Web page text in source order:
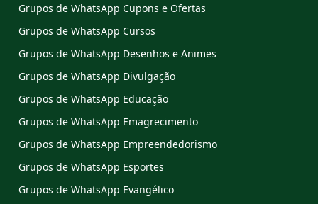
Grupos de WhatsApp Cupons e Ofertas
Grupos de WhatsApp Cursos
Grupos de WhatsApp Desenhos e Animes
Grupos de WhatsApp Divulgação
Grupos de WhatsApp Educação
Grupos de WhatsApp Emagrecimento
Grupos de WhatsApp Empreendedorismo
Grupos de WhatsApp Esportes
Grupos de WhatsApp Evangélico